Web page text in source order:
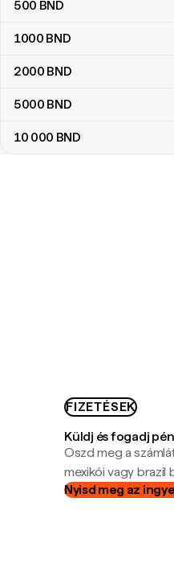
500 BND
1000 BND
2000 BND
5000 BND
10 000 BND
FIZETÉSEK
Küldj és fogadj
Oszd meg a
mexikói vagy brazil
Nyisd meg az